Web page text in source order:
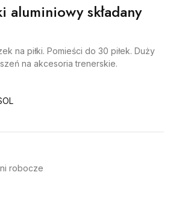
aluminiowy składany
na piłki. Pomieści do 30 piłek. Duży
na akcesoria trenerskie.
robocze